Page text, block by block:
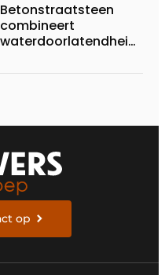
Betonstraatsteen
combineert
waterdoorlatendheid
op